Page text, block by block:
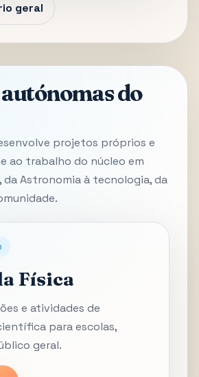
geral
autónomas do
projetos próprios e
ao trabalho do núcleo em
Astronomia à tecnologia, da
Física
e atividades de
para escolas,
geral.